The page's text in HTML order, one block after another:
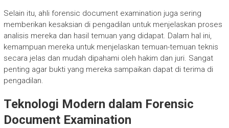
Selain itu, ahli forensic document examination juga sering
memberikan kesaksian di pengadilan untuk menjelaskan proses
analisis mereka dan hasil temuan yang didapat. Dalam hal ini,
kemampuan mereka untuk menjelaskan temuan-temuan teknis
secara jelas dan mudah dipahami oleh hakim dan juri. Sangat
penting agar bukti yang mereka sampaikan dapat di terima di
pengadilan.
Teknologi Modern dalam Forensic
Document Examination